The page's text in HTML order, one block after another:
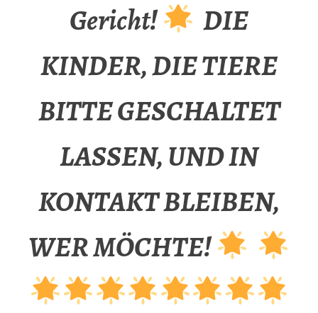
Gericht!
DIE
KINDER, DIE TIERE
BITTE GESCHALTET
LASSEN, UND IN
KONTAKT BLEIBEN,
WER MÖCHTE!